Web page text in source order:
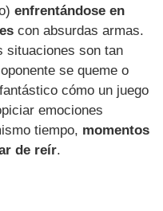
enfrentándose en
con absurdas armas.
situaciones son tan
se queme o
cómo un juego
emociones
tiempo, momentos
de reír.